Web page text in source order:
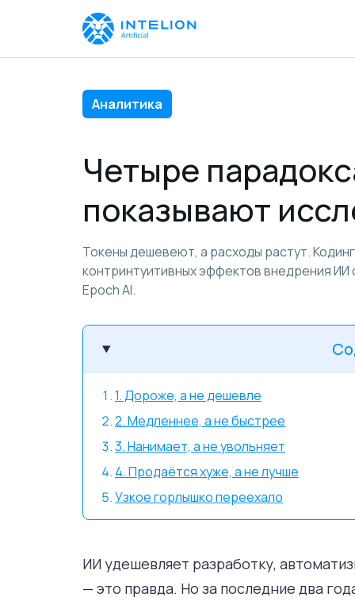
Аналитика
Четыре
показывают
Токены дешевеют, а расходы растут.
контринтуитивных эффектов внедрения ИИ
Epoch AI.
1. Дороже, а не дешевле
2. Медленнее, а не быстрее
3. Нанимает, а не увольняет
4. Продаётся хуже, а не лучше
Узкое горлышко переехало
ИИ удешевляет разработку,
— это правда. Но за последние два